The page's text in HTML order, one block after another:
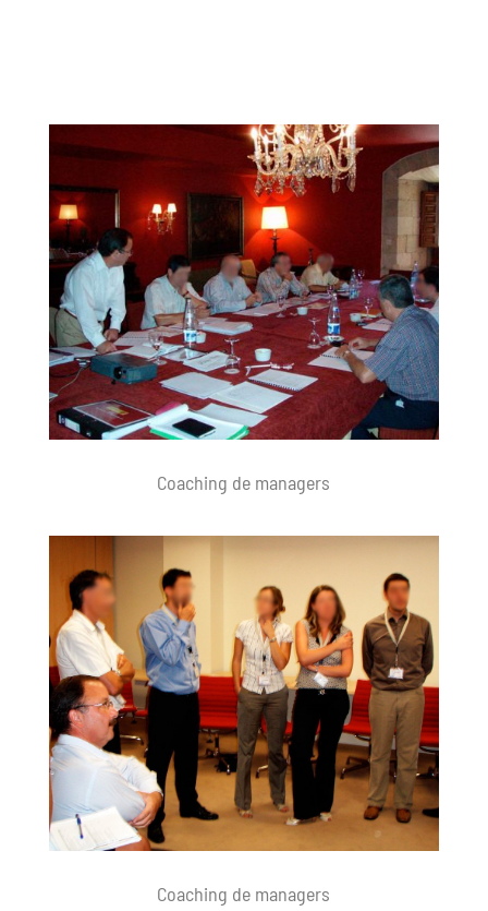
Coaching de managers
Coaching de managers